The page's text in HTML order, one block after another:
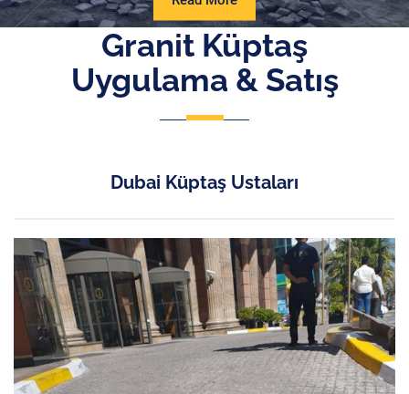
More
Granit Küptaş
Uygulama & Satış
Dubai Küptaş Ustaları